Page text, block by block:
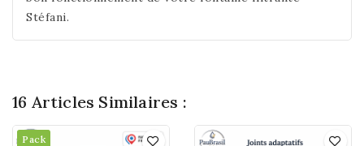
Stéfani.
16 Articles Similaires :
Pack